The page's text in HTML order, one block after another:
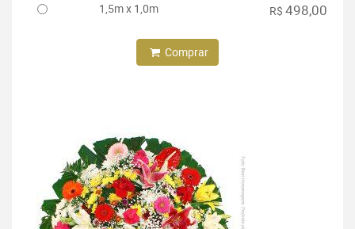
1,5m x 1,0m R$ 498,00
Comprar